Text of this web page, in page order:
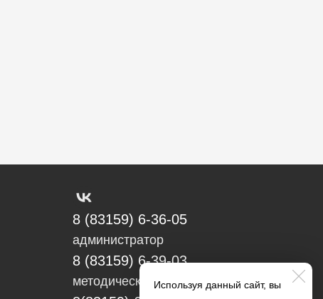
8 (83159) 6-36-05
администратор
8 (83159) 6-39-03
методический отделИспользуя данный сайт, вы